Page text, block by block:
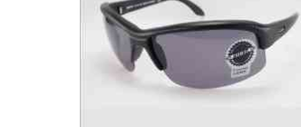
Unisex model
Linija: Furia X-Sport
Okvir: Grilamid TR-90 efekt
Leće: Trivex Polarizirane